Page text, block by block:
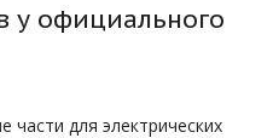
у официального
части для электрических